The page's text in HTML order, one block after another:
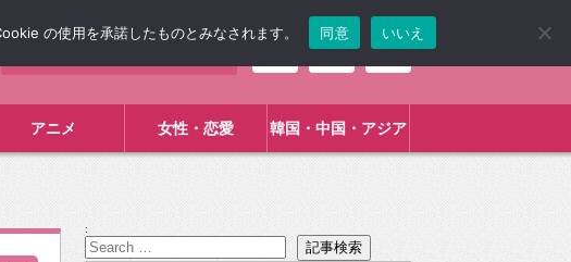
アニメ 女性・恋愛 韓国・中国・アジア
:
の使用を承諾したものとみなされます。 同意 いいえ